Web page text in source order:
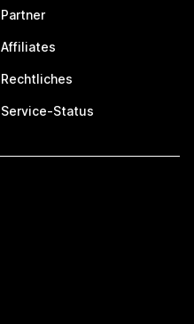
Partner
Affiliates
Rechtliches
Service-Status